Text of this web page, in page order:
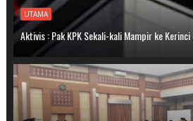
UTAMA
Aktivis : Pak KPK Sekali-kali Mampir ke Kerinci